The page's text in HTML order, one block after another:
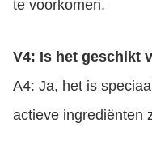
te voorkomen.
V4: Is het geschikt
A4: Ja, het is
actieve ingrediënten